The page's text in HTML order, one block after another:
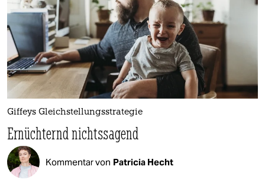
Giffeys Gleichstellungsstrategie
Ernüchternd nichtssagend
Kommentar von Patricia Hecht